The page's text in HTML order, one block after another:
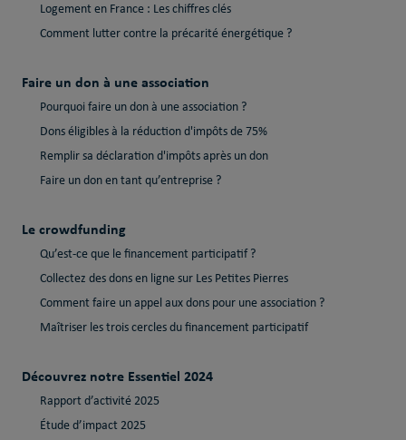
Logement en France : Les chiffres clés
Comment lutter contre la précarité énergétique ?
Faire un don à une association
Pourquoi faire un don à une association ?
Dons éligibles à la réduction d'impôts de 75%
Remplir sa déclaration d'impôts après un don
Faire un don en tant qu’entreprise ?
Le crowdfunding
Qu’est-ce que le financement participatif ?
Collectez des dons en ligne sur Les Petites Pierres
Comment faire un appel aux dons pour une association ?
Maîtriser les trois cercles du financement participatif
Découvrez notre Essentiel 2024
Rapport d’activité 2025
Étude d’impact 2025